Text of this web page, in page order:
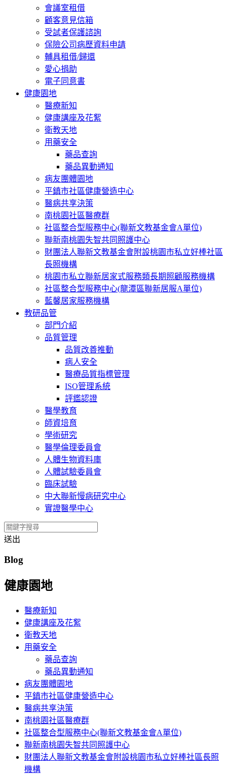
會議室租借
顧客意見信箱
受試者保護諮詢
保險公司病歷資料申請
輔具租借/歸還
愛心捐助
電子同意書
健康園地
醫療新知
健康講座及花絮
衛教天地
用藥安全
藥品查詢
藥品異動通知
病友團體園地
平鎮市社區健康營造中心
醫病共享決策
南桃園社區醫療群
社區整合型服務中心(聯新文教基金會A單位)
聯新南桃園失智共同照護中心
財團法人聯新文教基金會附設桃園市私立好棒社區
長照機構
桃園市私立聯新居家式服務類長期照顧服務機構
社區整合型服務中心(龍潭區聯新居服A單位)
藍馨居家服務機構
教研品管
部門介紹
品質管理
品質改善推動
病人安全
醫療品質指標管理
ISO管理系統
評鑑認證
醫學教育
師資培育
學術研究
醫學倫理委員會
人體生物資料庫
人體試驗委員會
臨床試驗
中大聯新慢病研究中心
實證醫學中心
送出
Blog
健康園地
醫療新知
健康講座及花絮
衛教天地
用藥安全
藥品查詢
藥品異動通知
病友團體園地
平鎮市社區健康營造中心
醫病共享決策
南桃園社區醫療群
社區整合型服務中心(聯新文教基金會A單位)
聯新南桃園失智共同照護中心
財團法人聯新文教基金會附設桃園市私立好棒社區長照
機構